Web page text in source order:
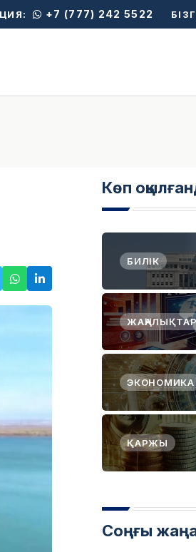
+7 (777) 242 5522
Көп
БИЛІК
ЭКОНОМИКА
ҚАРЖЫ
Соңғы